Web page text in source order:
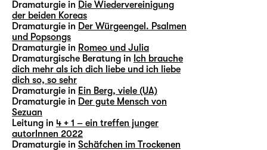
Dramaturgie in Die Wiedervereinigung
der beiden Koreas
Dramaturgie in Der Würgeengel. Psalmen
und Popsongs
Dramaturgie in Romeo und Julia
Dramaturgische Beratung in Ich brauche
dich mehr als ich dich liebe und ich liebe
dich so, so sehr
Dramaturgie in Ein Berg, viele (UA)
Dramaturgie in Der gute Mensch von
Sezuan
Leitung in 4 + 1 – ein treffen junger
autorInnen 2022
Dramaturgie in Schäfchen im Trockenen